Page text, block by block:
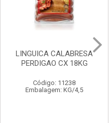
LINGUICA CALABRESA
PERDIGAO CX 18KG
Código: 11238
Embalagem: KG/4,5